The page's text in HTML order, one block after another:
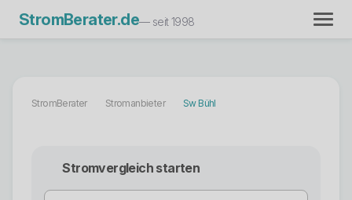
StromBerater.de— seit 1998
StromBerater Stromanbieter Sw Bühl
Stromvergleich starten